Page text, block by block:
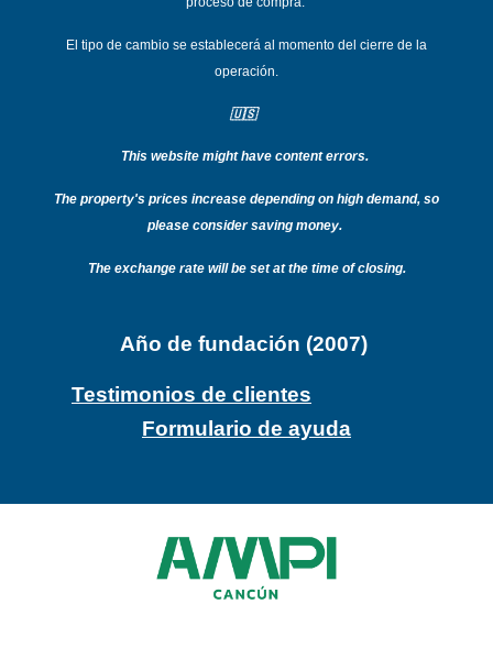
El tipo de cambio se establecerá al momento del cierre de la
operación.
🇺🇸
This website might have content errors.
The property's prices increase depending on high demand, so
please consider saving money.
The exchange rate will be set at the time of closing.
Año de fundación (2007)
Testimonios de clientes
Formulario de ayuda